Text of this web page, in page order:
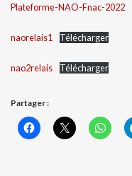
Plateforme-NAO-Fnac-2022
naorelais1 Télécharger
nao2relais Télécharger
Partager :